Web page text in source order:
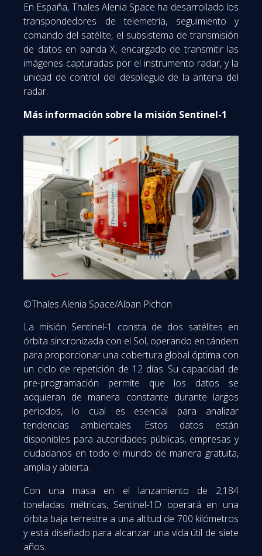
En España, Thales Alenia Space ha desarrollado los
transpondedores de telemetría, seguimiento y
comando del satélite, el subsistema de transmisión
de datos en banda X, encargado de transmitir las
imágenes capturadas por el instrumento radar, y la
unidad de control del despliegue de la antena del
radar.
Más información sobre la misión Sentinel-1
©Thales Alenia Space/Alban Pichon
La misión Sentinel-1 consta de dos satélites en
órbita sincronizada con el Sol, operando en tándem
para proporcionar una cobertura global óptima con
un ciclo de repetición de 12 días. Su capacidad de
pre-programación permite que los datos se
adquieran de manera constante durante largos
periodos, lo cual es esencial para analizar
tendencias ambientales. Estos datos están
disponibles para autoridades públicas, empresas y
ciudadanos en todo el mundo de manera gratuita,
amplia y abierta.
Con una masa en el lanzamiento de 2,184
toneladas métricas, Sentinel-1D operará en una
órbita baja terrestre a una altitud de 700 kilómetros
y está diseñado para alcanzar una vida útil de siete
años.